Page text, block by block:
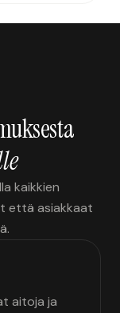
kaikkien
että asiakkaat
aitoja ja